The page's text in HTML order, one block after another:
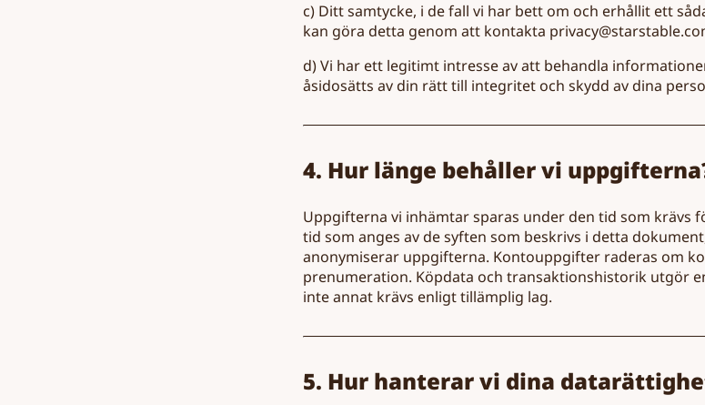
c) Ditt samtycke, i de fall vi har bett om och erhållit ett
kan göra detta genom att kontakta
d) Vi har ett legitimt intresse av att behandla
åsidosätts av din rätt till integritet och skydd av dina
4. Hur länge behåller vi
Uppgifterna vi inhämtar sparas under den tid som krävs
tid som anges av de syften som beskrivs i detta
anonymiserar uppgifterna. Kontouppgifter raderas om
prenumeration. Köpdata och transaktionshistorik utgör
inte annat krävs enligt tillämplig lag.
5. Hur hanterar vi dina